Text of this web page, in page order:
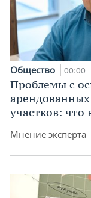
Общество 00:00
Проблемы с
участков: что
Мнение эксперта